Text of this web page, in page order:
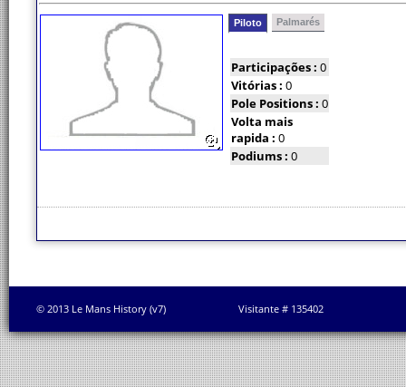
Piloto Palmarés
Participações : 0
Vitórias : 0
Pole Positions : 0
Volta mais
rapida : 0
Podiums : 0
© 2013 Le Mans History (v7) Visitante # 135402